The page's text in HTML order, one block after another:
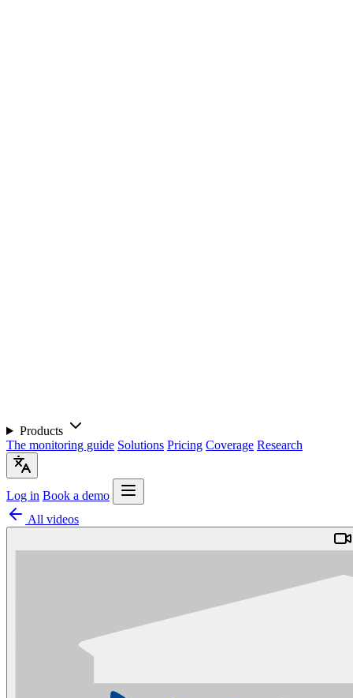
Products
The monitoring guide Solutions Pricing Coverage Research
Log in Book a demo
All videos